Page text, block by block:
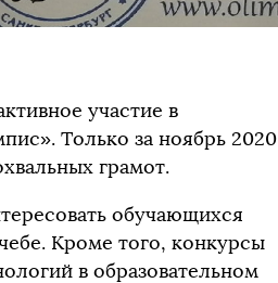
участие в
Только за ноябрь 2020
грамот.
обучающихся
Кроме того, конкурсы
в образовательном